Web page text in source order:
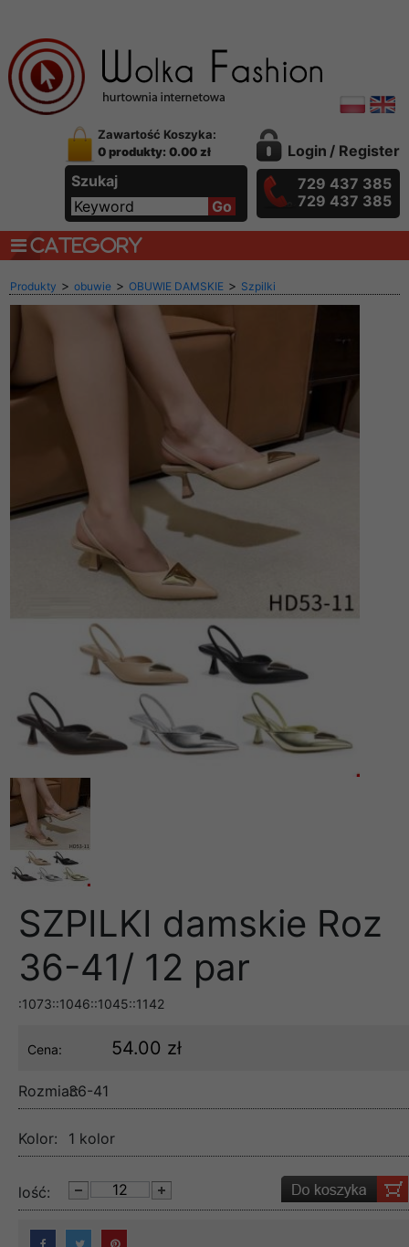
Zawartość Koszyka:
0 produkty: 0.00 zł
Szukaj
Login / Register
729 437 385
729 437 385
CATEGORY
Produkty > obuwie > OBUWIE DAMSKIE > Szpilki
SZPILKI damskie Roz
36-41/ 12 par
:1073::1046::1045::1142
Cena: 54.00 zł
Rozmiar:36-41
Kolor: 1 kolor
lość: